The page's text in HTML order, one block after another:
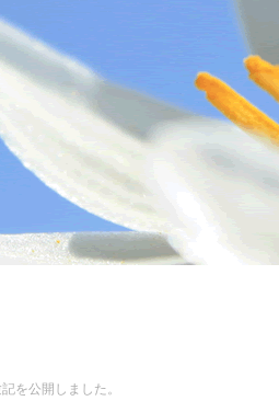
を公開しました。